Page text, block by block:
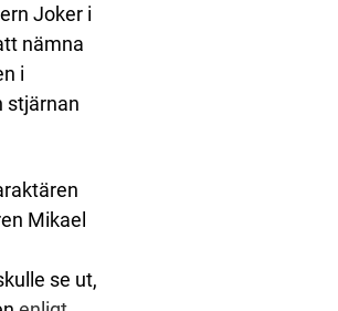
Joker i
nämna
i
stjärnan
Mikael
se ut,